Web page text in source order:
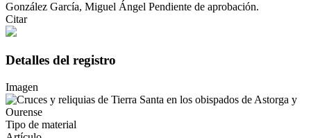
González García, Miguel Ángel Pendiente de aprobación.
Citar
Detalles del registro
Imagen
Tipo de material